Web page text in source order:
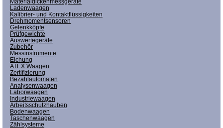
Materialdickenmessgeräte
Ladenwaagen
Kalibrier- und Kontaktflüssigkeiten
Drehmomentsensoren
Gelenkköpfe
Prüfgewichte
Auswertegeräte
Zubehör
Messinstrumente
Eichung
ATEX Waagen
Zertifizierung
Bezahlautomaten
Analysenwaagen
Laborwaagen
Industriewaagen
Arbeitsschutzhauben
Bodenwaagen
Taschenwaagen
Zählsysteme